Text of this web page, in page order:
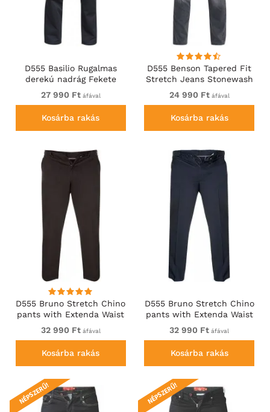
D555 Basilio Rugalmas
derekú nadrág Fekete
27 990 Ftáfával
Kosárba rakás
D555 Benson Tapered Fit
Stretch Jeans Stonewash
24 990 Ftáfával
Kosárba rakás
D555 Bruno Stretch Chino
pants with Extenda Waist
Black
32 990 Ftáfával
Kosárba rakás
D555 Bruno Stretch Chino
pants with Extenda Waist
Indigo Blue
32 990 Ft áfával
Kosárba rakás
NÉPSZERŰ! NÉPSZERŰ!